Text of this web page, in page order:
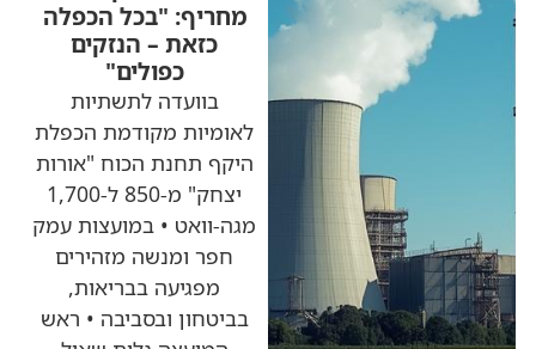
מחריף: "בכל הכפלה
כזאת – הנזקים
כפולים"
בוועדה לתשתיות
לאומיות מקודמת הכפלת
היקף תחנת הכוח "אורות
יצחק" מ-850 ל-1,700
מגה-וואט • במועצות עמק
חפר ומנשה מזהירים
מפגיעה בבריאות,
בביטחון ובסביבה • ראש